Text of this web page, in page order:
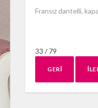
Fransız dantelli,
33 / 79